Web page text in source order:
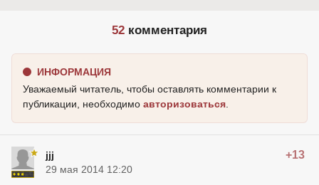
52 комментария
ИНФОРМАЦИЯ
Уважаемый читатель, чтобы оставлять комментарии к
публикации, необходимо авторизоваться
jjj +13
29 мая 2014 12:20